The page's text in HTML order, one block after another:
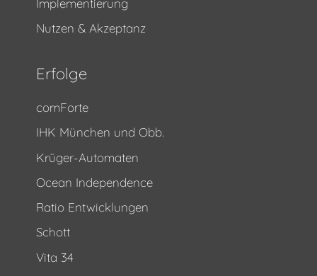
Implementierung
Nutzen & Akzeptanz
Erfolge
comForte
IHK München und Obb.
Krüger-Automaten
Ocean Independence
Ratio Entwicklungen
Schott
Vita 34